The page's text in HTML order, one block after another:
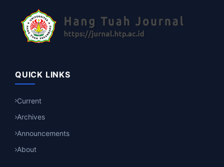
QUICK LINKS
Current
Archives
Announcements
About